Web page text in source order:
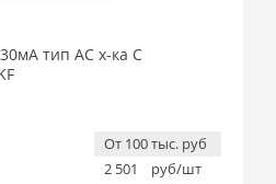
тип АС х-ка C
От 100 тыс. руб
2 501
руб/шт